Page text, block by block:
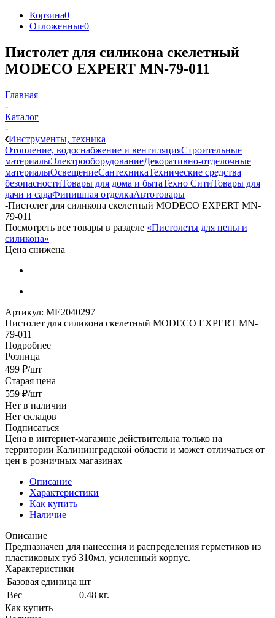
Корзина0
Отложенные0
Пистолет для силикона скелетный
MODECO EXPERT MN-79-011
Главная
-
Каталог
-
Инструменты, техника
Отопление, водоснабжение и вентиляцияСтроительные
материалыЭлектрооборудованиеДекоративно-отделочные
материалыОсвещениеСантехникаТехнические средства
безопасностиТовары для дома и бытаТехно СитиТовары для
дачи и садаФинишная отделкаАвтотовары
-Пистолет для силикона скелетный MODECO EXPERT MN-
79-011
Посмотреть все товары в разделе «Пистолеты для пены и
силикона»
Цена снижена
Артикул: МЕ2040297
Пистолет для силикона скелетный MODECO EXPERT MN-
79-011
Подробнее
Розница
499 ₽/шт
Старая цена
559 ₽/шт
Нет в наличии
Нет складов
Подписаться
Цена в интернет-магазине действительна только на
территории Калининградской области и может отличаться от
цен в розничных магазинах
Описание
Характеристики
Как купить
Наличие
Описание
Предназначен для нанесения и распределения герметиков из
пластиковых туб 310мл, усиленный корпус.
Характеристики
Базовая единица шт
Вес
0.48 кг.
Как купить